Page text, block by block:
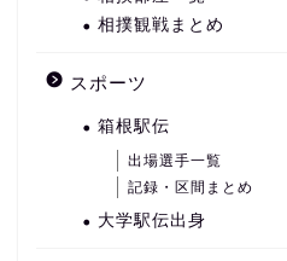
相撲観戦まとめ
スポーツ
箱根駅伝
出場選手一覧
記録・区間まとめ
大学駅伝出身